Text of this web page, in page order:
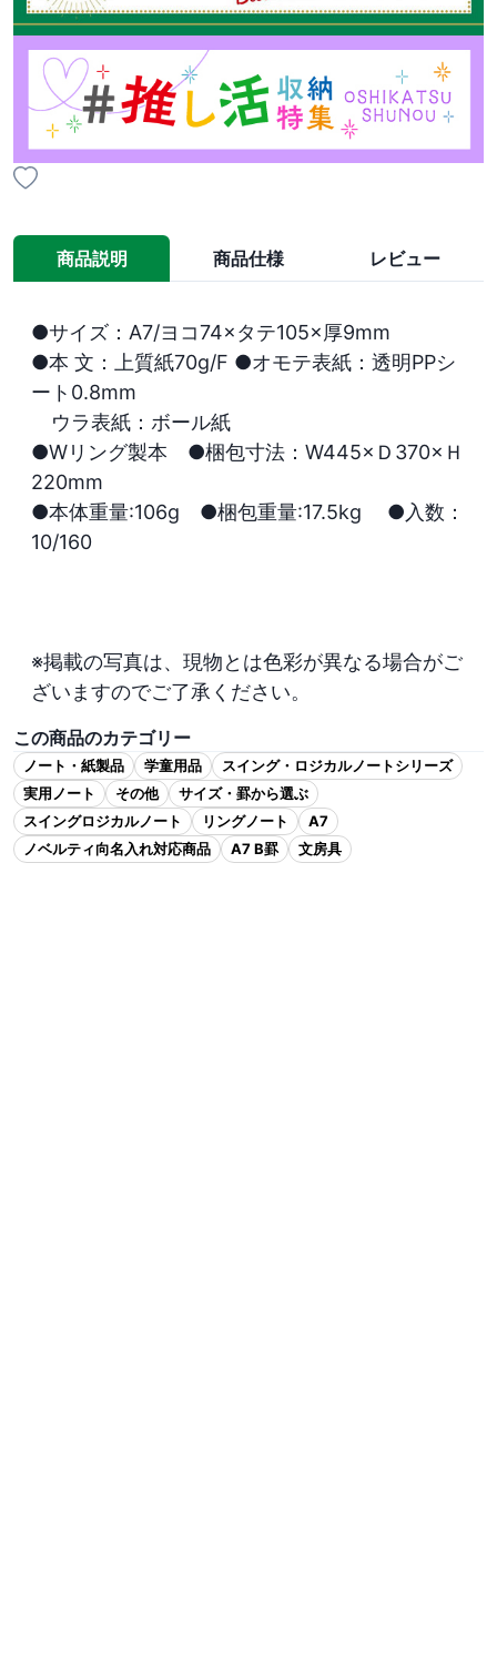
商品説明 商品仕様 レビュー
●サイズ：A7/ヨコ74×タテ105×厚9mm
●本 文：上質紙70g/F ●オモテ表紙：透明PPシ
ート0.8mm
ウラ表紙：ボール紙
●Wリング製本　●梱包寸法：W445×Ｄ370×Ｈ
220mm
●本体重量:106g　●梱包重量:17.5kg　 ●入数：
10/160
※掲載の写真は、現物とは色彩が異なる場合がご
ざいますのでご了承ください。
この商品のカテゴリー
ノート・紙製品 学童用品
スイング・ロジカルノートシリーズ
実用ノート
その他
サイズ・罫から選ぶ
スイングロジカルノート
リングノート
A7
ノベルティ向名入れ対応商品
A7 B罫 文房具